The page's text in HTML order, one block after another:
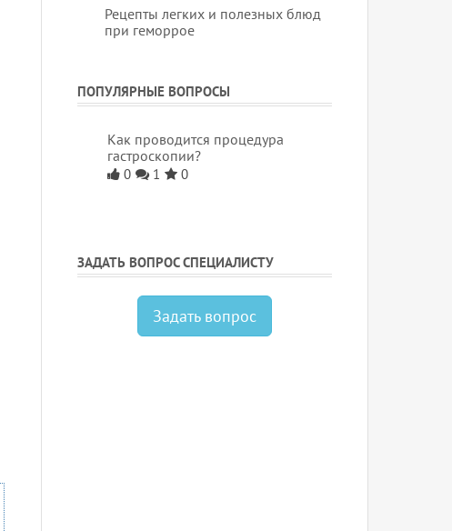
Рецепты легких и полезных блюд
при геморрое
ПОПУЛЯРНЫЕ ВОПРОСЫ
Как проводится процедура
гастроскопии?
0 1 0
ЗАДАТЬ ВОПРОС СПЕЦИАЛИСТУ
Задать вопрос